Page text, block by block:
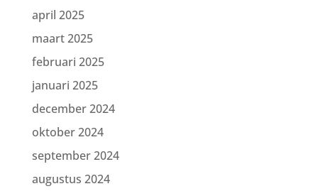
april 2025
maart 2025
februari 2025
januari 2025
december 2024
oktober 2024
september 2024
augustus 2024